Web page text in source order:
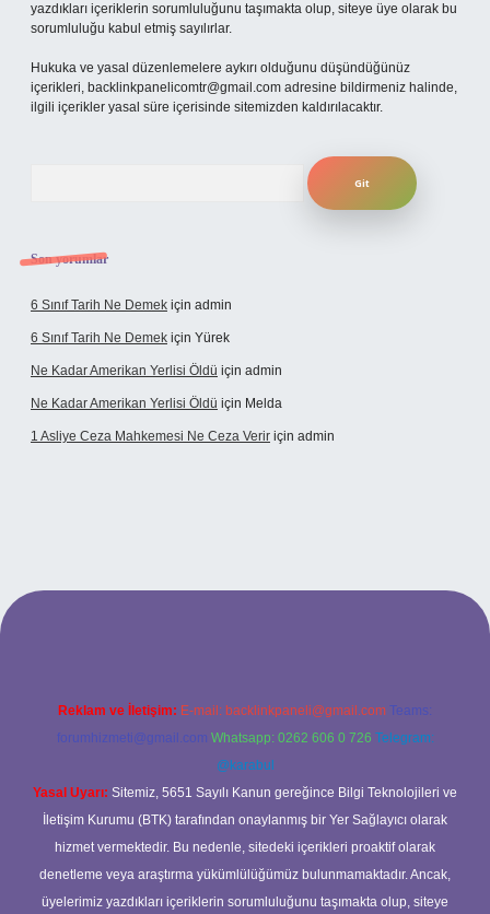
yazdıkları içeriklerin sorumluluğunu taşımakta olup, siteye üye olarak bu
sorumluluğu kabul etmiş sayılırlar.
Hukuka ve yasal düzenlemelere aykırı olduğunu düşündüğünüz
içerikleri, backlinkpanelicomtr@gmail.com adresine bildirmeniz halinde,
ilgili içerikler yasal süre içerisinde sitemizden kaldırılacaktır.
Son yorumlar
6 Sınıf Tarih Ne Demek için admin
6 Sınıf Tarih Ne Demek için Yürek
Ne Kadar Amerikan Yerlisi Öldü için admin
Ne Kadar Amerikan Yerlisi Öldü için Melda
1 Asliye Ceza Mahkemesi Ne Ceza Verir için admin
Reklam ve İletişim: E-mail: backlinkpaneli@gmail.com Teams:
forumhizmeti@gmail.com Whatsapp: 0262 606 0 726 Telegram:
@karabul
Yasal Uyarı: Sitemiz, 5651 Sayılı Kanun gereğince Bilgi Teknolojileri ve
İletişim Kurumu (BTK) tarafından onaylanmış bir Yer Sağlayıcı olarak
hizmet vermektedir. Bu nedenle, sitedeki içerikleri proaktif olarak
denetleme veya araştırma yükümlülüğümüz bulunmamaktadır. Ancak,
üyelerimiz yazdıkları içeriklerin sorumluluğunu taşımakta olup, siteye